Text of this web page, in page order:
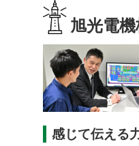
女
高
旭光電
感じて伝える